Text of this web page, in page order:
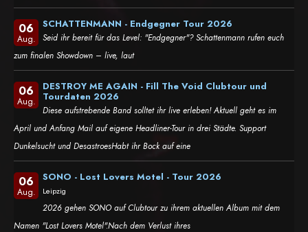
06
Aug.
SCHATTENMANN - Endgegner Tour 2026
Seid ihr bereit für das Level: "Endgegner"? Schattenmann rufen euch
zum finalen Showdown – live, laut
06
Aug.
DESTROY ME AGAIN - Fill The Void Clubtour und
Tourdaten 2026
Diese aufstrebende Band solltet ihr live erleben! Aktuell geht es im
April und Anfang Mail auf eigene Headliner-Tour in drei Städte. Support
Dunkelsucht und DesastroesHabt ihr Bock auf eine
06
Aug.
SONO - Lost Lovers Motel - Tour 2026
Leipzig
2026 gehen SONO auf Clubtour zu ihrem aktuellen Album mit dem
Namen "Lost Lovers Motel".Nach dem Verlust ihres